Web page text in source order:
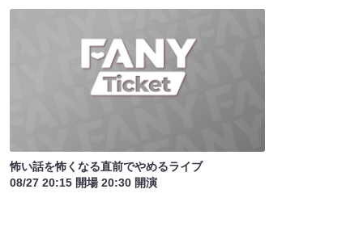
怖い話を怖くなる直前でやめるライブ
08/27 20:15 開場 20:30 開演